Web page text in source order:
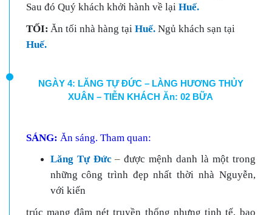
Sau đó Quý khách khởi hành về lại Huế.
TỐI: Ăn tối nhà hàng tại Huế.Ngủ khách sạn tại
Huế.
NGÀY 4: LĂNG TỰ ĐỨC – LÀNG HƯƠNG THỦY
XUÂN – TIỄN KHÁCH Ăn: 02 BỮA
SÁNG: Ăn sáng. Tham quan:
Lăng Tự Đức – được mệnh danh là một trong
những công trình đẹp nhất thời nhà Nguyễn,
với kiến
trúc mang đậm nét truyền thống nhưng tinh tế, bao